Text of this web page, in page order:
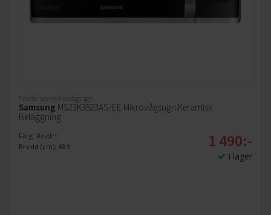
Fristående mikrovågsugn
Samsung MS23K3523AS/EE Mikrovågsugn Keramisk
Beläggning
Färg: Rostfri
Bredd (cm): 48.9
1 490:-
I lager